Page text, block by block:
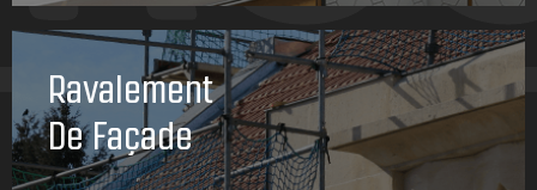
Ravalement
De Façade